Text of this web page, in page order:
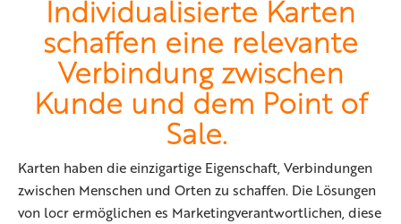
Individualisierte Karten
schaffen eine relevante
Verbindung zwischen
Kunde und dem Point of
Sale.
Karten haben die einzigartige Eigenschaft, Verbindungen
zwischen Menschen und Orten zu schaffen. Die Lösungen
von locr ermöglichen es Marketingverantwortlichen, diese